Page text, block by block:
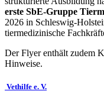
erste SbE-Gruppe
2026 in Schleswig-
tiermedizinische
Der Flyer enthält zudem
Hinweise.
Vethilfe e. V.